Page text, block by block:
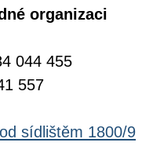
organizaci
044 455
557
sídlištěm 1800/9